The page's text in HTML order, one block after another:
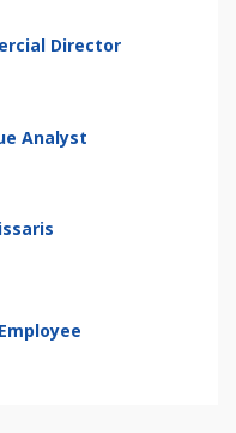
Director
Analyst